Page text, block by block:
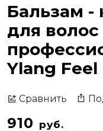
Бальзам
для волос
Ylang Feel
Сравнить
910 руб.